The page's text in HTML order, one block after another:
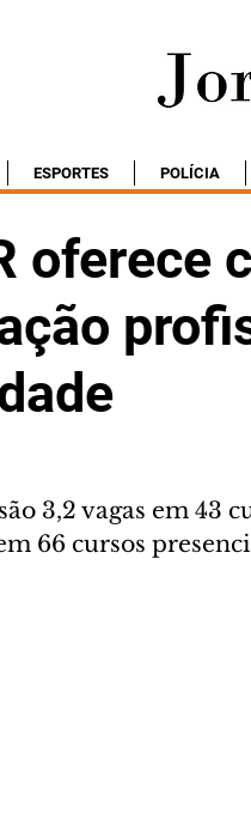
ESPORTES POLÍCIA
oferece
3,2 vagas em 43
66 cursos